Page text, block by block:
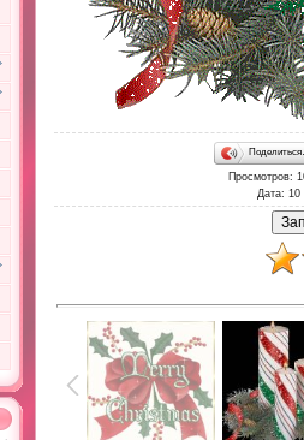
Просмотров:
Дата: 10